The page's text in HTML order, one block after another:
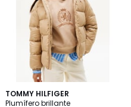
TOMMY HILFIGER
Plumífero brillante
2